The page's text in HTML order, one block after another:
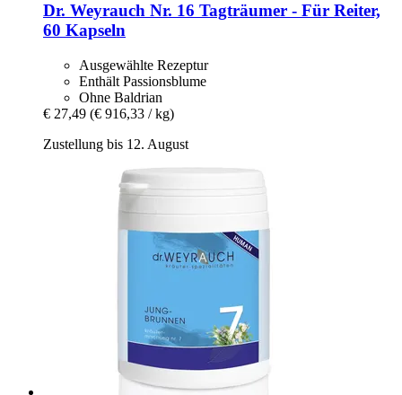
Dr. Weyrauch Nr. 16 Tagträumer -​ Für Reiter,
60 Kapseln
Ausgewählte Rezeptur
Enthält Passionsblume
Ohne Baldrian
€ 27,49 (€ 916,33 / kg)
Zustellung bis 12. August